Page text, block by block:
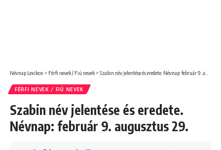
Névnap Lexikon > Férfi nevek / Fiú nevek > Szabin név jelentése és eredete. Névnap: február 9. augusztus 29.
FÉRFI NEVEK / FIÚ NEVEK
Szabin név jelentése és eredete.
Névnap: február 9. augusztus 29.